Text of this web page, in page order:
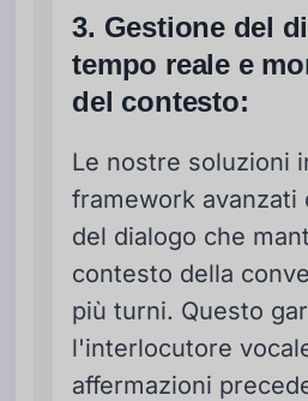
3. Gestione del
tempo reale e
del contesto:
Le nostre soluzioni
framework avanzati
del dialogo che
contesto della
più turni. Questo
l'interlocutore
affermazioni